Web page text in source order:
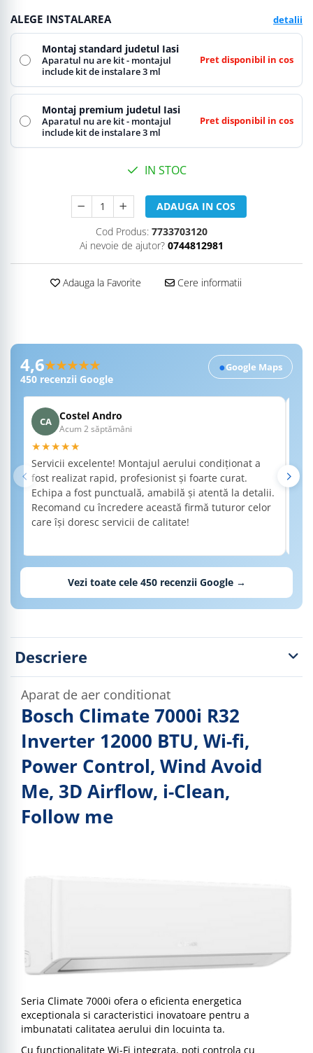
ALEGE INSTALAREA detalii
Montaj standard judetul Iasi
Aparatul nu are kit - montajul
include kit de instalare 3 ml
Pret disponibil in cos
Montaj premium judetul Iasi
Aparatul nu are kit - montajul
include kit de instalare 3 ml
Pret disponibil in cos
IN STOC
ADAUGA IN COS
Cod Produs: 7733703120
Ai nevoie de ajutor? 0744812981
Adauga la Favorite Cere informatii
Recenzii Google RobertSim
4,6★★★★★
450 recenzii Google
●Google Maps
CA Costel Andro
Acum 2 săptămâni
★★★★★
Servicii excelente! Montajul aerului condiționat a
fost realizat rapid, profesionist și foarte curat.
Echipa a fost punctuală, amabilă și atentă la detalii.
Recomand cu încredere această firmă tuturor celor
care își doresc servicii de calitate!
a
Vezi toate cele 450recenzii Google →
Descriere
Aparat de aer conditionat
Bosch Climate 7000i R32
Inverter 12000 BTU, Wi-fi,
Power Control, Wind Avoid
Me, 3D Airflow, i-Clean,
Follow me
Seria Climate 7000i ofera o eficienta energetica
exceptionala si caracteristici inovatoare pentru a
imbunatati calitatea aerului din locuinta ta.
Cu functionalitate Wi-Fi integrata, poti controla cu